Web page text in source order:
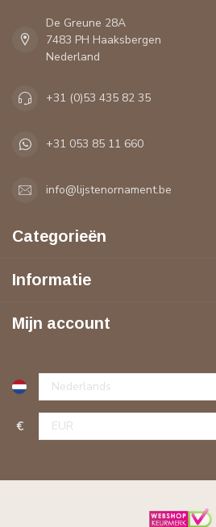
De Greune 28A
7483 PH Haaksbergen
Nederland
+31 (0)53 435 82 35
+31 053 85 11 660
info@lijstenornament.be
Categorieën
Informatie
Mijn account
€